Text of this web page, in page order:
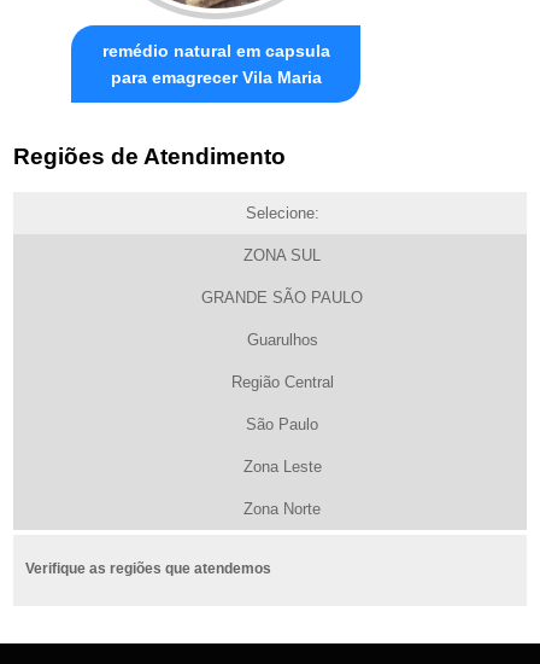
remédio natural em capsula
para emagrecer Vila Maria
Regiões de Atendimento
Selecione:
ZONA SUL
GRANDE SÃO PAULO
Guarulhos
Região Central
São Paulo
Zona Leste
Zona Norte
Verifique as regiões que atendemos